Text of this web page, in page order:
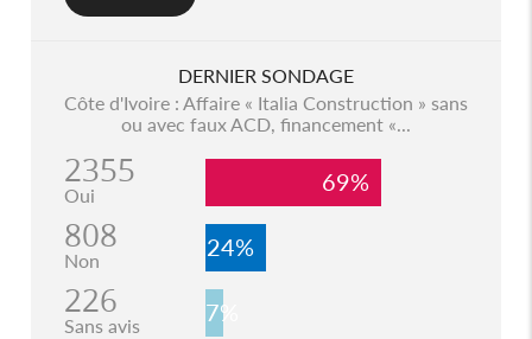
DERNIER SONDAGE
Côte d'Ivoire : Affaire « Italia Construction » sans
ou avec faux ACD, financement «...
2355
Oui 69%
808
Non 24%
226
Sans avis 7%